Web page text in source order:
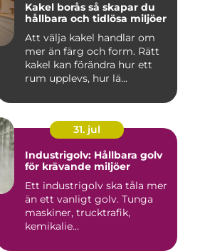
Kakel borås så skapar du
hållbara och tidlösa miljöer
Att välja kakel handlar om
mer än färg och form. Rätt
kakel kan förändra hur ett
rum upplevs, hur lä...
31. jul
Industrigolv: Hållbara golv
för krävande miljöer
Ett industrigolv ska tåla mer
än ett vanligt golv. Tunga
maskiner, trucktrafik,
kemikalie...